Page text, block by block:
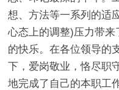
想、方法等一系列的适
心态上的调整)压力带
的快乐。在各位领导的
下，爱岗敬业，恪尽职
地完成了自己的本职工